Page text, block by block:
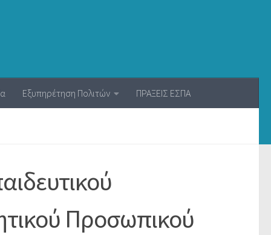
Εξυπηρέτηση Πολιτών ΠΡΑΞΕΙΣ ΕΣΠΑ
Προσωπικού